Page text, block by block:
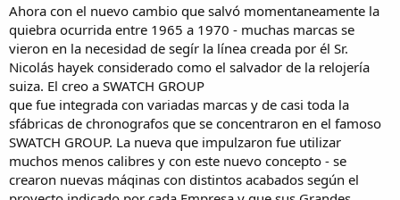
Ahora con el nuevo cambio que salvó momentaneamente la
quiebra ocurrida entre 1965 a 1970 - muchas marcas se
vieron en la necesidad de segír la línea creada por él Sr.
Nicolás hayek considerado como el salvador de la relojería
suiza. El creo a SWATCH GROUP
que fue integrada con variadas marcas y de casi toda la
sfábricas de chronografos que se concentraron en el famoso
SWATCH GROUP. La nueva que impulzaron fue utilizar
muchos menos calibres y con este nuevo concepto - se
crearon nuevas máqinas con distintos acabados según el